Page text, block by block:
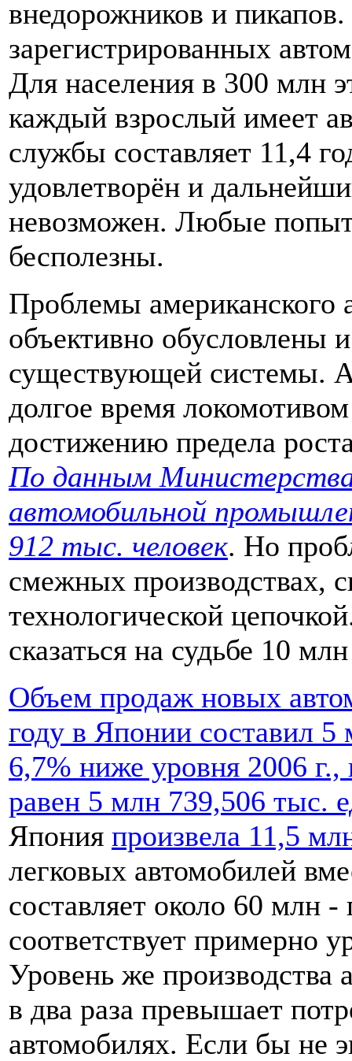
внедорожников и
зарегистрированных
Для населения в 300 млн
каждый взрослый имеет
службы составляет 11,4
удовлетворён и
невозможен. Любые
бесполезны.
Проблемы американского
объективно обусловлены
существующей
долгое время
достижению предела
По данным
автомобильной
912 тыс. человек. Но
смежных производствах,
технологической
сказаться на судьбе 10
Объем продаж новых
году в Японии составил
6,7% ниже уровня 2006 г.,
равен 5 млн 739,506 тыс.
Япония произвела 11,5
легковых автомобилей
составляет около 60 млн
соответствует
Уровень же
в два раза превышает
автомобилях. Если бы не